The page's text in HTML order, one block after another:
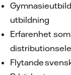
utbildning
Erfarenhet
Flytande